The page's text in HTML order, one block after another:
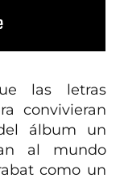
las letras
convivieran
álbum un
al mundo
como un